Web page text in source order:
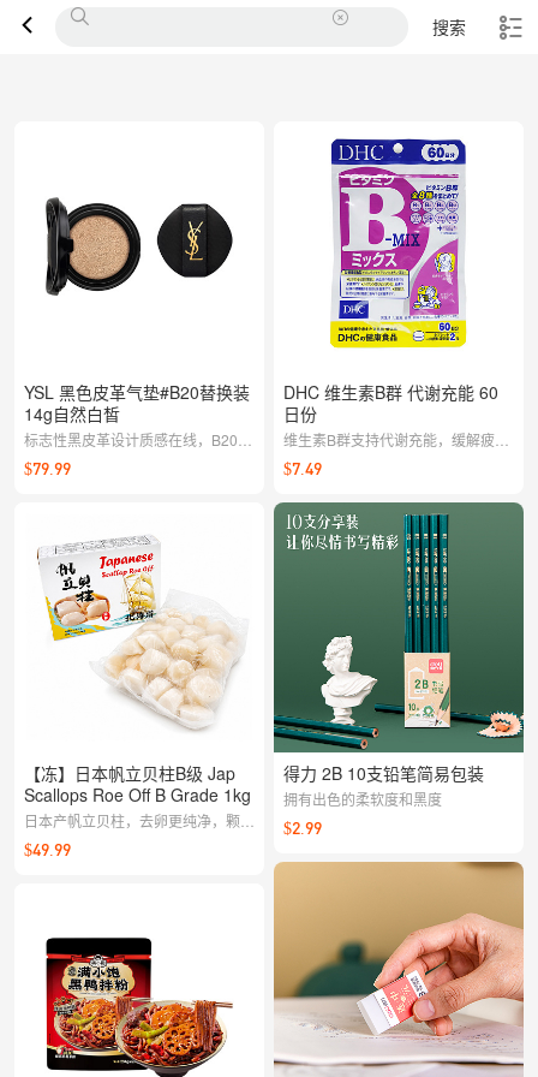
搜索
YSL 黑色皮革气垫#B20替换装
14g自然白皙
标志性黑皮革设计质感在线，B20自
然白皙色调轻拍即融，打造通透底
妆；替换装更环保省心，随时焕新妆
$79.99
【冻】日本帆立贝柱B级 Jap
Scallops Roe Off B Grade 1kg
日本产帆立贝柱，去卵更纯净，颗颗
饱满甜润。快手煎烤、做意面或加入
沙拉都很出彩，甜度与弹性兼具。
$49.99
DHC 维生素B群 代谢充能 60
日份
维生素B群支持代谢充能，缓解疲劳
提升活力
$7.49
得力 2B 10支铅笔简易包装
拥有出色的柔软度和黑度
$2.99